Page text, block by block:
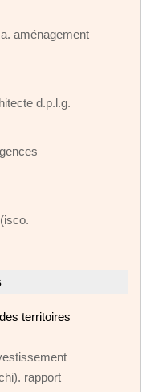
aménagement
d.p.l.g.
territoires
rapport